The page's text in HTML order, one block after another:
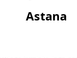
Astana